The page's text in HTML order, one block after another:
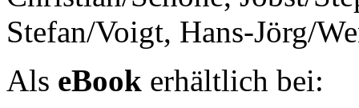
Stefan/Voigt, Hans-Jörg/
Als eBook erhältlich bei: